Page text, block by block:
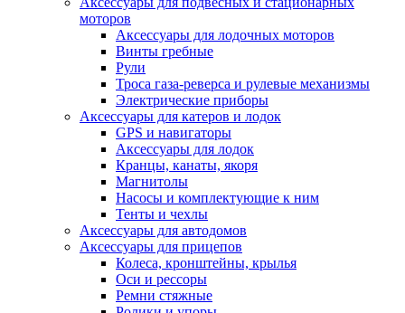
моторов
Аксессуары для лодочных моторов
Винты гребные
Рули
Троса газа-реверса и рулевые механизмы
Электрические приборы
Аксессуары для катеров и лодок
GPS и навигаторы
Аксессуары для лодок
Кранцы, канаты, якоря
Магнитолы
Насосы и комплектующие к ним
Тенты и чехлы
Аксессуары для автодомов
Аксессуары для прицепов
Колеса, кронштейны, крылья
Оси и рессоры
Ремни стяжные